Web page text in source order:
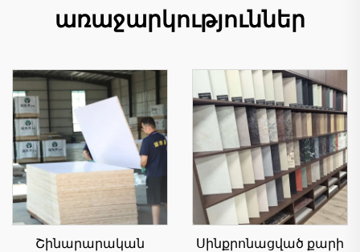
առաջարկություններ
Շինարարական
Սինքրոնացված քարի